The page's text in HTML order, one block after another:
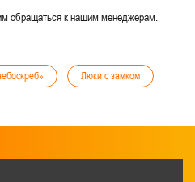
обращаться к нашим менеджерам.
Люки с замком